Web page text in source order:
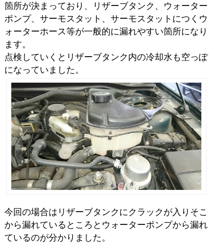
箇所が決まっており、リザーブタンク、ウォーター
ポンプ、サーモスタット、サーモスタットにつくウ
ォーターホース等が一般的に漏れやすい箇所になり
ます。
点検していくとリザーブタンク内の冷却水も空っぽ
になっていました。
今回の場合はリザーブタンクにクラックが入りそこ
から漏れているところとウォーターポンプから漏れ
ているのが分かりました。